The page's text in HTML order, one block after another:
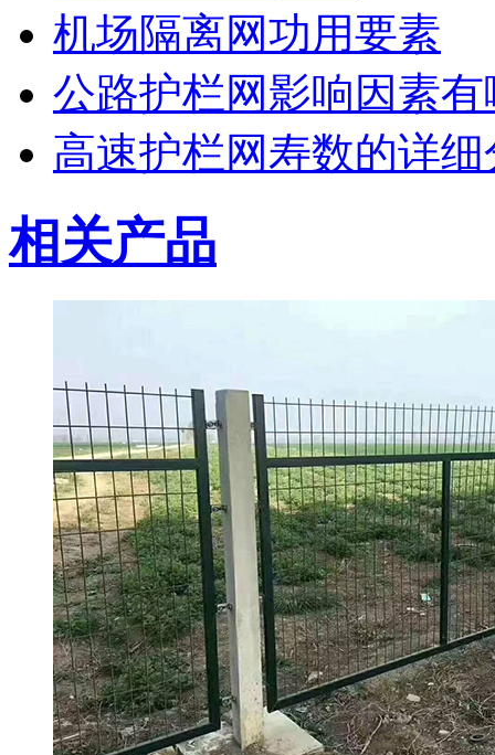
机场隔离网功用要素
公路护栏网影响因素
高速护栏网寿数的详细
相关产品